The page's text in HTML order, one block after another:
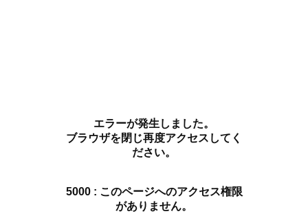
エラーが発生しました。
ブラウザを閉じ再度アクセスしてく
ださい。
5000 : このページへのアクセス権限
がありません。